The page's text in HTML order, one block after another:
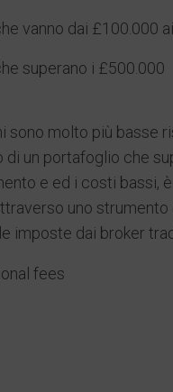
vanno dai £100.000
superano i £500.000
sono molto più basse
un portafoglio che
e ed i costi bassi,
uno strumento
imposte dai broker